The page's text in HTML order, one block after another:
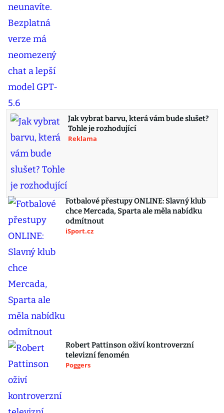
Jak vybrat barvu, která vám bude slušet?
Tohle je rozhodující
Reklama
Fotbalové přestupy ONLINE: Slavný klub
chce Mercada, Sparta ale měla nabídku
odmítnout
iSport.cz
Robert Pattinson oživí kontroverzní
televizní fenomén
Poggers